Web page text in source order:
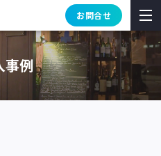
お問合せ
事例